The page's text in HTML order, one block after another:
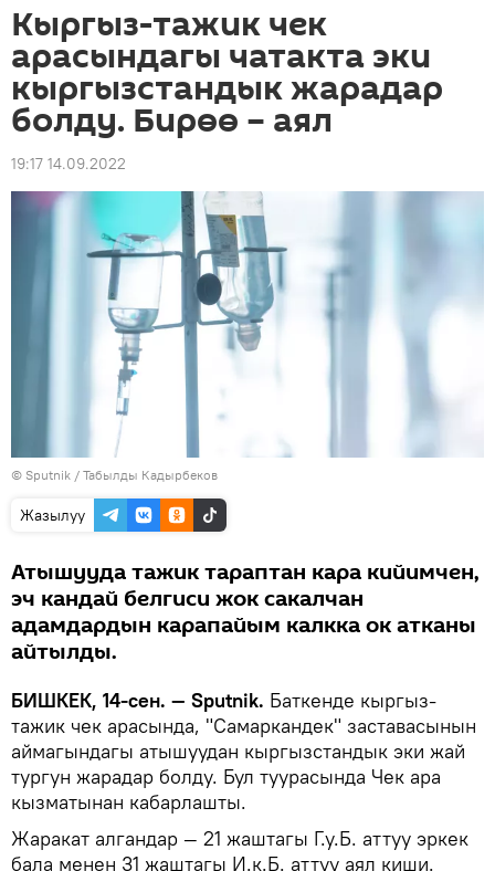
Кыргыз-тажик чек
арасындагы чатакта эки
кыргызстандык жарадар
болду. Бирөө – аял
19:17 14.09.2022
© Sputnik / Табылды Кадырбеков
Жазылуу
Атышууда тажик тараптан кара кийимчен,
эч кандай белгиси жок сакалчан
адамдардын карапайым калкка ок атканы
айтылды.
БИШКЕК, 14-сен. — Sputnik. Баткенде кыргыз-
тажик чек арасында, "Самаркандек" заставасынын
аймагындагы атышуудан кыргызстандык эки жай
тургун жарадар болду. Бул туурасында Чек ара
кызматынан кабарлашты.
Жаракат алгандар — 21 жаштагы Г.у.Б. аттуу эркек
бала менен 31 жаштагы И.к.Б. аттуу аял киши.